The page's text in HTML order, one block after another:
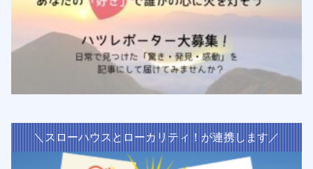
＼スローハウスとローカリティ！が連携します／